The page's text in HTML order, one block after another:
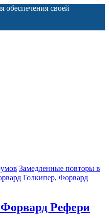
обеспечения своей
Замедленные повторы в
Голкипер, Форвард
Рефери